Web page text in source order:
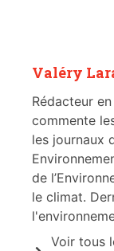
Valéry
Rédacteur
commente
les journaux
de
le climat.
Voir tous